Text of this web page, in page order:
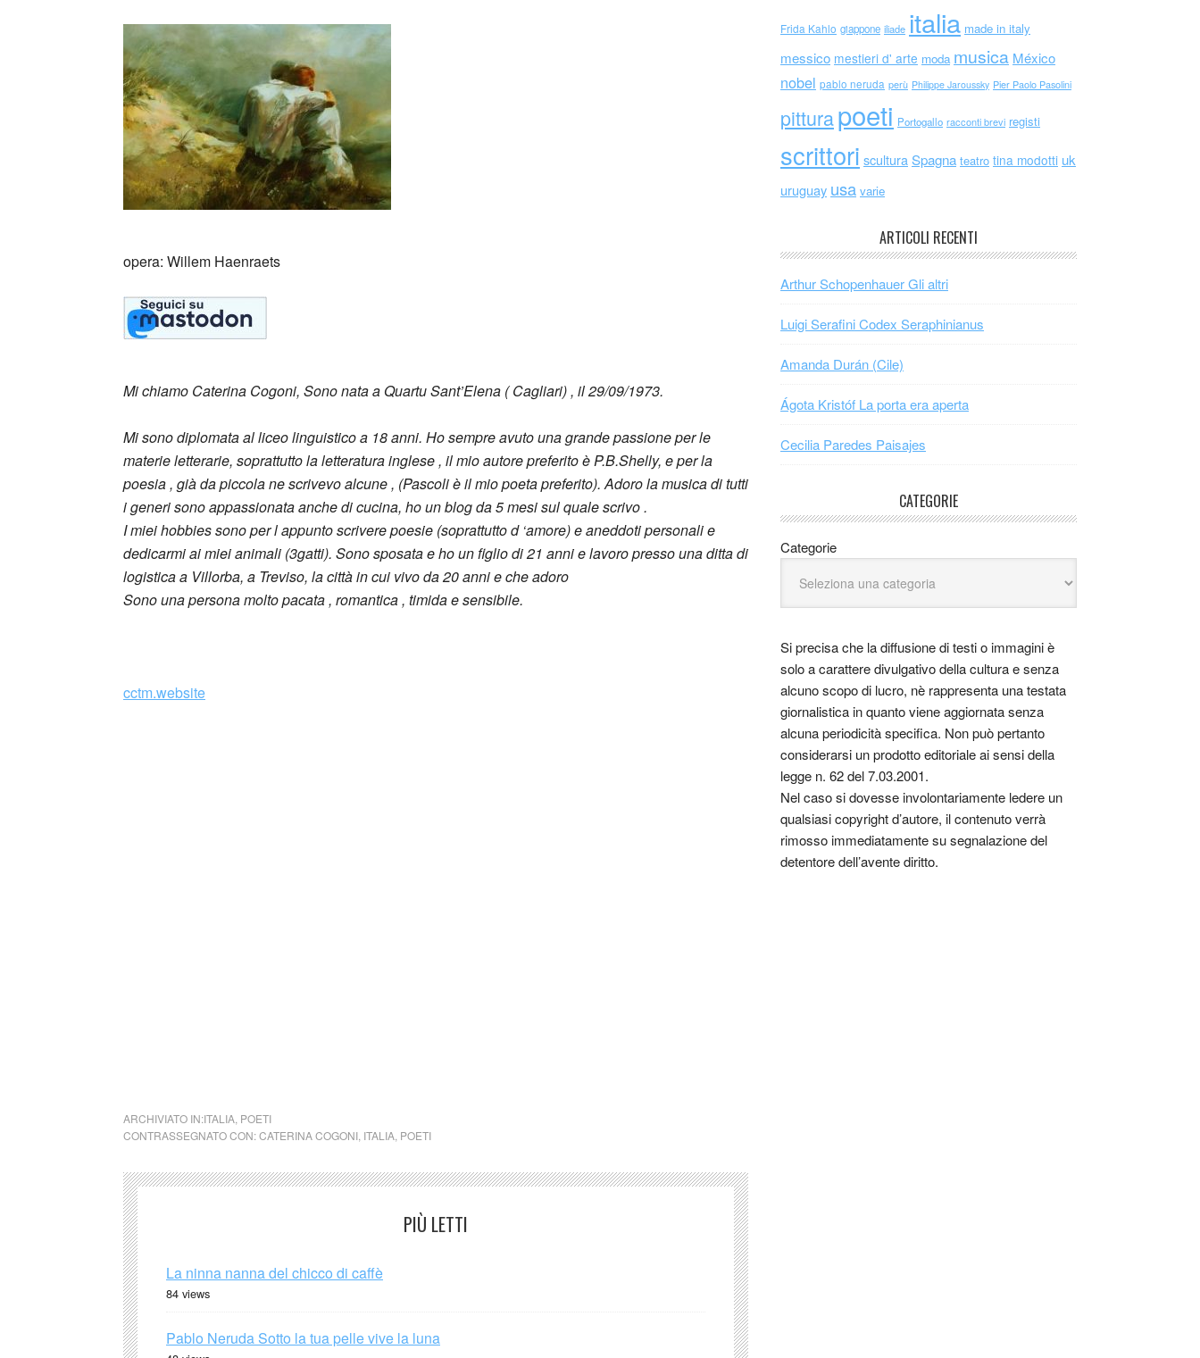
opera: Willem Haenraets
Mi chiamo Caterina Cogoni, Sono nata a Quartu Sant’Elena ( Cagliari) , il 29/09/1973.
Mi sono diplomata al liceo linguistico a 18 anni. Ho sempre avuto una grande passione per le
materie letterarie, soprattutto la letteratura inglese , il mio autore preferito è P.B.Shelly, e per la
poesia , già da piccola ne scrivevo alcune , (Pascoli è il mio poeta preferito). Adoro la musica di tutti
i generi sono appassionata anche di cucina, ho un blog da 5 mesi sul quale scrivo .
I miei hobbies sono per l appunto scrivere poesie (soprattutto d ‘amore) e aneddoti personali e
dedicarmi ai miei animali (3gatti). Sono sposata e ho un figlio di 21 anni e lavoro presso una ditta di
logistica a Villorba, a Treviso, la città in cui vivo da 20 anni e che adoro
Sono una persona molto pacata , romantica , timida e sensibile.
cctm.website
ARCHIVIATO IN:ITALIA POETI
CONTRASSEGNATO CON:CATERINA COGONI ITALIA POETI
PIÙ LETTI
La ninna nanna del chicco di caffè
84 views
Pablo Neruda Sotto la tua pelle vive la luna
Frida Kahlo giappone iliade italia made in italy
messico mestieri d' arte moda musica México
nobel pablo neruda perù Philippe Jaroussky Pier Paolo Pasolini
pitturapoeti Portogallo racconti brevi registi
scrittori scultura Spagna teatro tina modotti uk
uruguay usa varie
ARTICOLI RECENTI
Arthur Schopenhauer Gli altri
Luigi Serafini Codex Seraphinianus
Amanda Durán (Cile)
Ágota Kristóf La porta era aperta
Cecilia Paredes Paisajes
CATEGORIE
Categorie
Si precisa che la diffusione di testi o immagini è
solo a carattere divulgativo della cultura e senza
alcuno scopo di lucro, nè rappresenta una testata
giornalistica in quanto viene aggiornata senza
alcuna periodicità specifica. Non può pertanto
considerarsi un prodotto editoriale ai sensi della
legge n. 62 del 7.03.2001.
Nel caso si dovesse involontariamente ledere un
qualsiasi copyright d’autore, il contenuto verrà
rimosso immediatamente su segnalazione del
detentore dell’avente diritto.